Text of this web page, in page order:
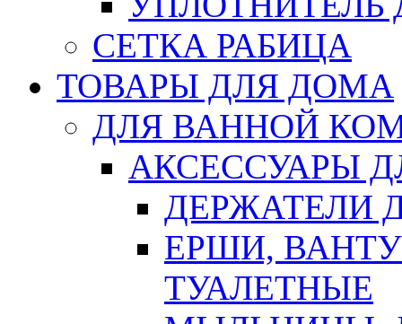
СЕТКА РАБИЦА
ТОВАРЫ ДЛЯ ДОМА
ДЛЯ ВАННОЙ
АКСЕССУАРЫ
ДЕРЖАТЕЛИ
ЕРШИ,
ТУАЛЕТНЫЕ